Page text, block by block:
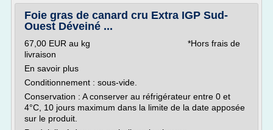
Foie gras de canard cru Extra IGP Sud-
Ouest Déveiné ...
67,00 EUR au kg *Hors frais de
livraison
En savoir plus
Conditionnement : sous-vide.
Conservation : A conserver au réfrigérateur entre 0 et
4°C, 10 jours maximum dans la limite de la date apposée
sur le produit.